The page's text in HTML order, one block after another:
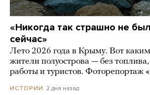
«Никогда так страшно не
сейчас»
Лето 2026 года в Крыму. Вот
жители полуострова — без топлива,
работы и туристов. Фоторепортаж
ИСТОРИИ 2 дня назад